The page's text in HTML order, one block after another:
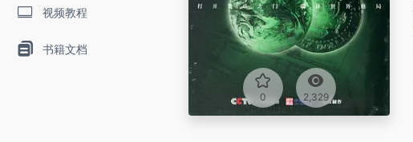
视频教程
书籍文档
0 2,329